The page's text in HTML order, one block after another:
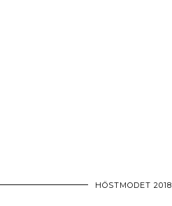
HÖSTMODET 2018